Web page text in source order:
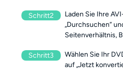
Schritt2
Laden Sie Ihre
„Durchsuchen“
Seitenverhältnis,
Schritt3
Wählen Sie Ihr
auf „Jetzt